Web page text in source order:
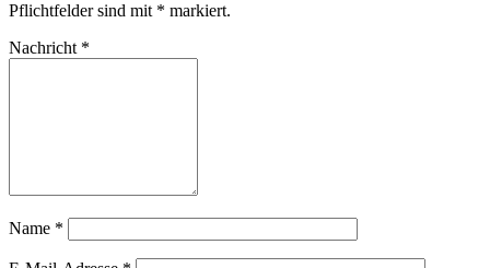
Pflichtfelder sind mit * markiert.
Nachricht *
Name *